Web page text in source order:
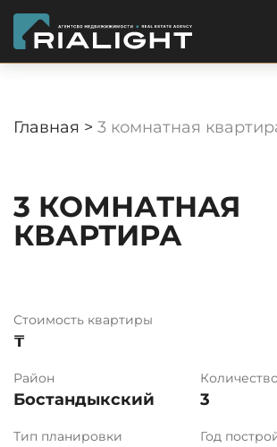
Главная > 3 комнатная
3 КОМНАТНАЯ
КВАРТИРА
Стоимость квартиры
₸
Район
Бостандыкский 3
Тип планировки Год